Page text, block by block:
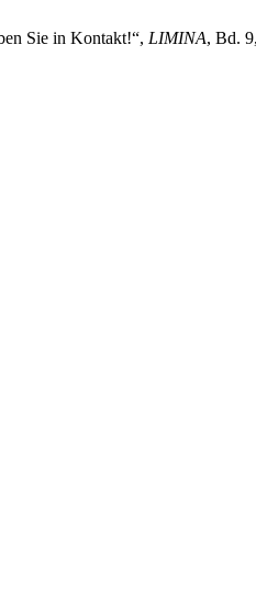
Sie in Kontakt!“, LIMINA, Bd.